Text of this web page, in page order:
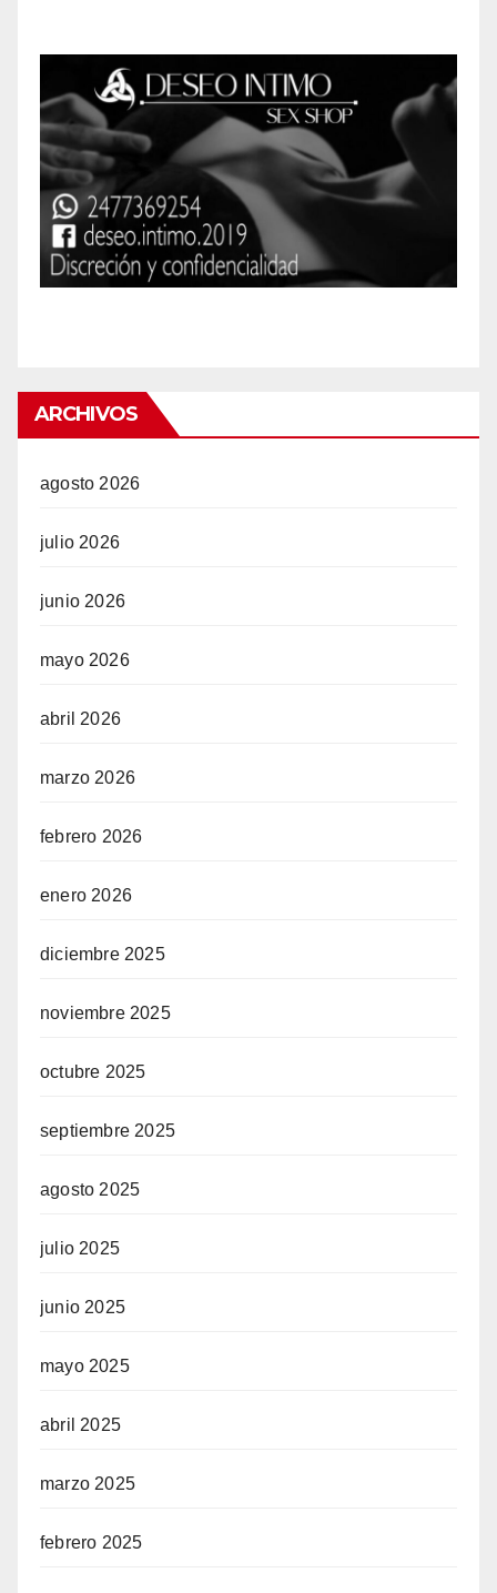
siteler
ARCHIVOS
agosto 2026
julio 2026
junio 2026
mayo 2026
abril 2026
marzo 2026
febrero 2026
enero 2026
diciembre 2025
noviembre 2025
octubre 2025
septiembre 2025
agosto 2025
julio 2025
junio 2025
mayo 2025
abril 2025
marzo 2025
febrero 2025